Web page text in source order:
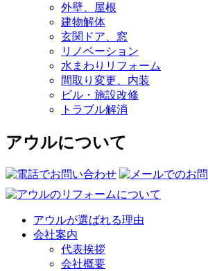
外壁、屋根
建物解体
玄関ドア、窓
リノベーション
水まわりリフォーム
間取り変更、内装
ビル・施設改修
トラブル解消
アウルについて
アウルが選ばれる理由
会社案内
代表挨拶
会社概要